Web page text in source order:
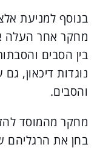
בנוסף למניעת
מחקר אחר העלה
בין הסבים
נוגדות דיכאון,
והסבים.
מחקר מהמוסד